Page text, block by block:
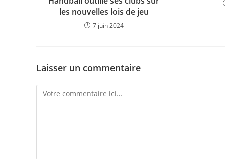
les nouvelles lois de jeu
7 juin 2024
Laisser un commentaire